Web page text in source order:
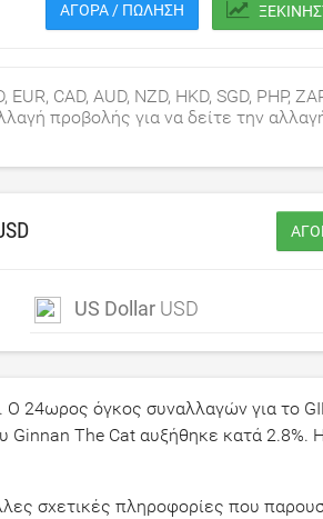
ΑΓΟΡΆ / ΠΏΛΗΣΗ
CAD, AUD, NZD, HKD, SGD, PHP,
προβολής για να δείτε την
US Dollar USD
. Ο 24ωρος όγκος συναλλαγών για το
Ginnan The Cat αυξήθηκε κατά 2.8%.
σχετικές πληροφορίες που